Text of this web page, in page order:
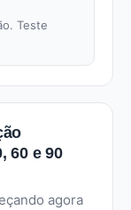
Teste
60 e 90
agora